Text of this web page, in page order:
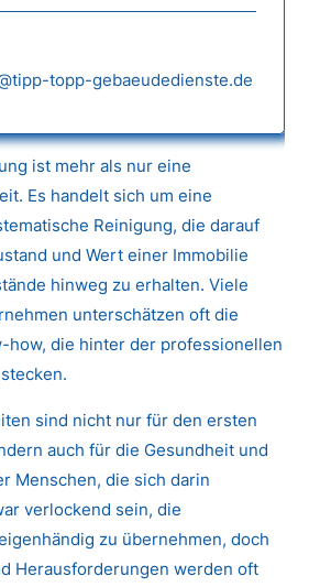
topp-gebaeudedienste.de
ist mehr als nur eine
Es handelt sich um eine
Reinigung, die darauf
und Wert einer Immobilie
hinweg zu erhalten. Viele
unterschätzen oft die
how, die hinter der professionellen
sind nicht nur für den ersten
auch für die Gesundheit und
Menschen, die sich darin
verlockend sein, die
zu übernehmen, doch
Herausforderungen werden oft